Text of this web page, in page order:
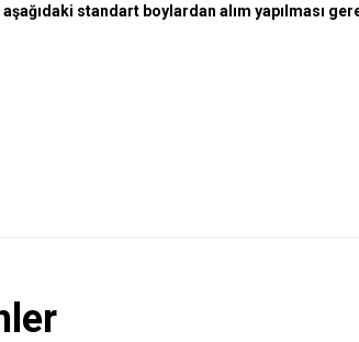
standart boylardan alım yapılması